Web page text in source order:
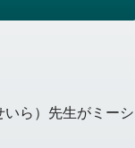
ら）先生がミーシ